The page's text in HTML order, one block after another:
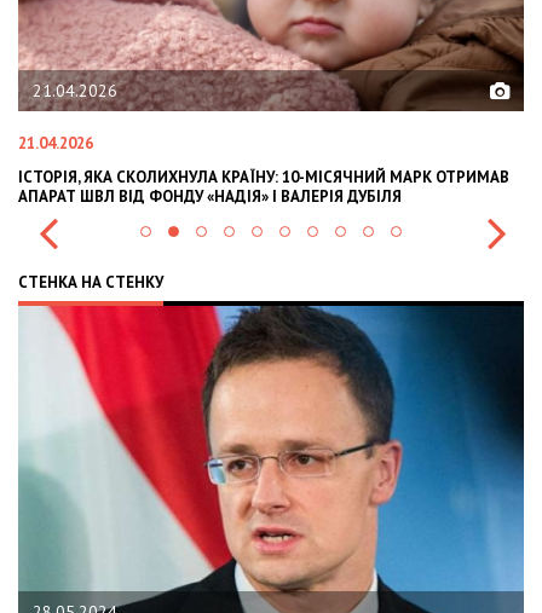
21.04.2026
21.04.2026
ІСТОРІЯ, ЯКА СКОЛИХНУЛА КРАЇНУ: 10-МІСЯЧНИЙ МАРК ОТРИМАВ
АПАРАТ ШВЛ ВІД ФОНДУ «НАДІЯ» І ВАЛЕРІЯ ДУБІЛЯ
СТЕНКА НА СТЕНКУ